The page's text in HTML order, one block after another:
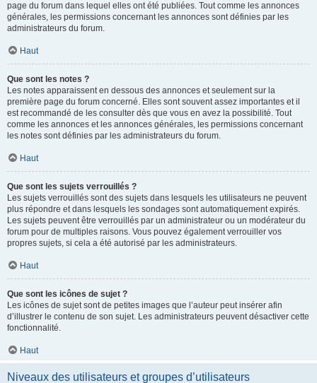
page du forum dans lequel elles ont été publiées. Tout comme les annonces
générales, les permissions concernant les annonces sont définies par les
administrateurs du forum.
Haut
Que sont les notes ?
Les notes apparaissent en dessous des annonces et seulement sur la
première page du forum concerné. Elles sont souvent assez importantes et il
est recommandé de les consulter dès que vous en avez la possibilité. Tout
comme les annonces et les annonces générales, les permissions concernant
les notes sont définies par les administrateurs du forum.
Haut
Que sont les sujets verrouillés ?
Les sujets verrouillés sont des sujets dans lesquels les utilisateurs ne peuvent
plus répondre et dans lesquels les sondages sont automatiquement expirés.
Les sujets peuvent être verrouillés par un administrateur ou un modérateur du
forum pour de multiples raisons. Vous pouvez également verrouiller vos
propres sujets, si cela a été autorisé par les administrateurs.
Haut
Que sont les icônes de sujet ?
Les icônes de sujet sont de petites images que l’auteur peut insérer afin
d’illustrer le contenu de son sujet. Les administrateurs peuvent désactiver cette
fonctionnalité.
Haut
Niveaux des utilisateurs et groupes d’utilisateurs